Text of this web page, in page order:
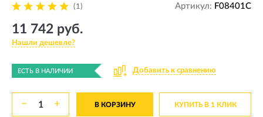
(1) Артикул: F08401C
11 742 руб.
Нашли дешевле?
ЕСТЬ В НАЛИЧИИ Добавить к сравнению
− + В КОРЗИНУ КУПИТЬ В 1 КЛИК